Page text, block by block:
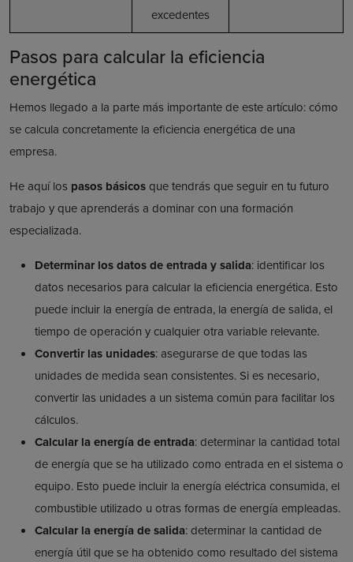
excedentes
Pasos para calcular la eficiencia
energética
Hemos llegado a la parte más importante de este artículo: cómo
se calcula concretamente la eficiencia energética de una
empresa.
He aquí los pasos básicosque tendrás que seguir en tu futuro
trabajo y que aprenderás a dominar con una formación
especializada.
Determinar los datos de entrada y salida: identificar los
datos necesarios para calcular la eficiencia energética. Esto
puede incluir la energía de entrada, la energía de salida, el
tiempo de operación y cualquier otra variable relevante.
Convertir las unidades: asegurarse de que todas las
unidades de medida sean consistentes. Si es necesario,
convertir las unidades a un sistema común para facilitar los
cálculos.
Calcular la energía de entrada: determinar la cantidad total
de energía que se ha utilizado como entrada en el sistema o
equipo. Esto puede incluir la energía eléctrica consumida, el
combustible utilizado u otras formas de energía empleadas.
Calcular la energía de salida: determinar la cantidad de
energía útil que se ha obtenido como resultado del sistema